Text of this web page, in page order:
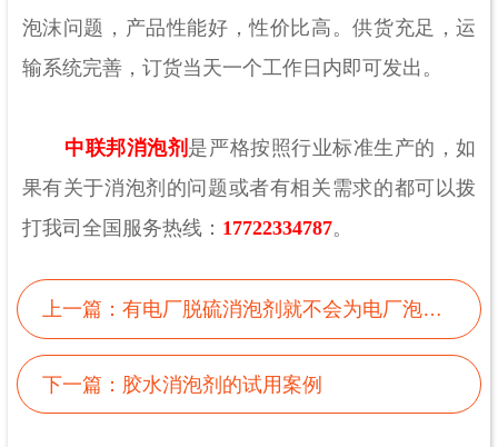
泡沫问题，产品性能好，性价比高。供货充足，运
输系统完善，订货当天一个工作日内即可发出。
中联邦消泡剂 是严格按照行业标准生产的，如
果有关于消泡剂的问题或者有相关需求的都可以拨
打我司全国服务热线： 17722334787。
上一篇： 有电厂脱硫消泡剂就不会为电厂泡沫而愁
下一篇： 胶水消泡剂的试用案例